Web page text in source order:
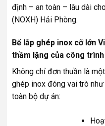
định – an toàn – lâu dài
(NOXH) Hải Phòng.
Bể lắp ghép inox cỡ lớn
thầm lặng của công
Không chỉ đơn thuần là
ghép inox đóng vai trò
toàn bộ dự án: